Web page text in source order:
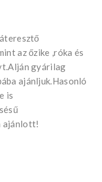
az őzike ,róka és
gyárilag
ajánljuk.Hasonló
is
ajánlott!